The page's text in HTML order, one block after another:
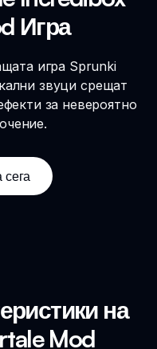
Игра
игра Sprunki
звуци срещат
за невероятно
сега
на
Mod